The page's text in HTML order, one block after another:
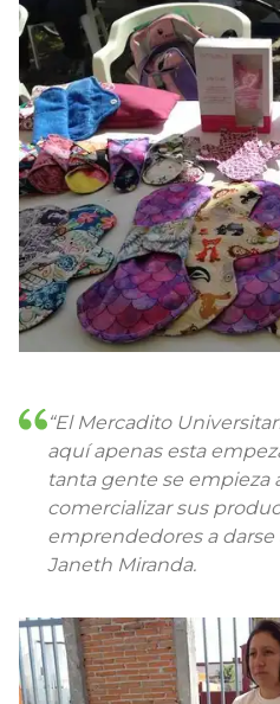
“El Mercadito
aquí apenas esta
tanta gente se empieza
comercializar sus
emprendedores a darse
Janeth Miranda.